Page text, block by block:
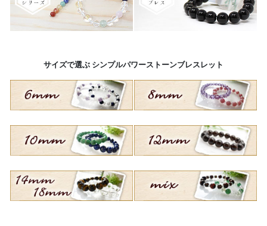
サイズで選ぶ シンプルパワーストーンブレスレット